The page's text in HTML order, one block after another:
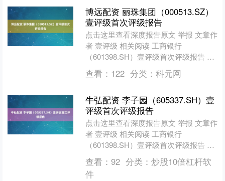
博远配资 丽珠集团（000513.SZ）
壹评级首次评级报告
点击这里查看深度报告原文 举报 文章作
者 壹评级 相关阅读 工商银行
（601398.SH）壹评级首次评级报告 第
一财经“壹评级”2025年首次评级报告 0
20....
查看： 122 分类： 科元网
牛弘配资 李子园（605337.SH）壹
评级首次评级报告
点击这里查看深度报告原文 举报 文章作
者 壹评级 相关阅读 工商银行
（601398.SH）壹评级首次评级报告 第
一财经“壹评级”2025年首次评级报告 0
20....
查看： 92 分类： 炒股10倍杠杆软
件